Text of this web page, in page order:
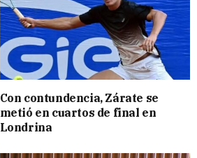
Con contundencia, Zárate se
metió en cuartos de final en
Londrina